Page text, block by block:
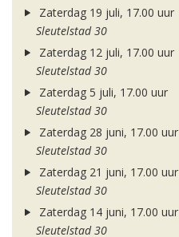
Zaterdag 19 juli, 17.00 uur
Sleutelstad 30
Zaterdag 12 juli, 17.00 uur
Sleutelstad 30
Zaterdag 5 juli, 17.00 uur
Sleutelstad 30
Zaterdag 28 juni, 17.00 uur
Sleutelstad 30
Zaterdag 21 juni, 17.00 uur
Sleutelstad 30
Zaterdag 14 juni, 17.00 uur
Sleutelstad 30